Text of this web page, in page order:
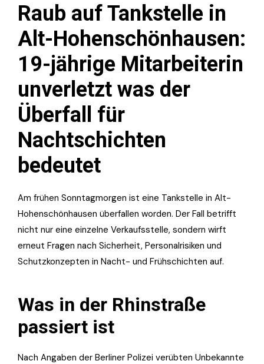
Raub auf Tankstelle in
Alt-Hohenschönhausen:
19-jährige Mitarbeiterin
unverletzt was der
Überfall für
Nachtschichten
bedeutet
Am frühen Sonntagmorgen ist eine Tankstelle in Alt-
Hohenschönhausen überfallen worden. Der Fall betrifft
nicht nur eine einzelne Verkaufsstelle, sondern wirft
erneut Fragen nach Sicherheit, Personalrisiken und
Schutzkonzepten in Nacht- und Frühschichten auf.
Was in der Rhinstraße
passiert ist
Nach Angaben der Berliner Polizei verübten Unbekannte